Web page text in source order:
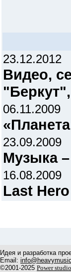
23.12.2012
Видео,
06.11.2009
23.09.2009
Музыка
16.08.2009
Last Hero
Идея и разработка
Email:
©2001-2025 Power studio